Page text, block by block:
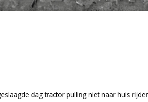
dag tractor pulling niet naar huis